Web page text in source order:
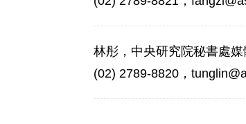
林彤，中央研究院秘書處
(02) 2789-8820，